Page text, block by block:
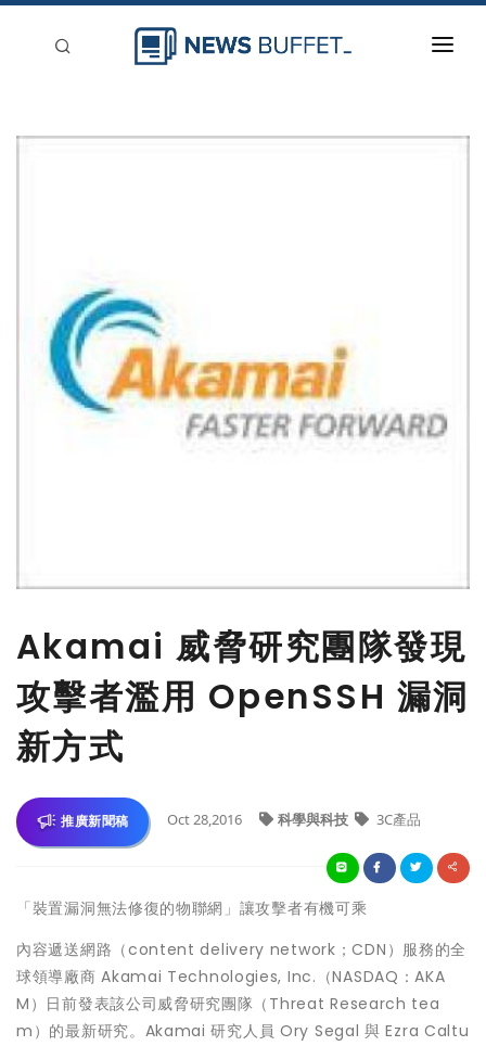
新聞稿分類
Akamai 威脅研究團隊發現
攻擊者濫用 OpenSSH 漏洞
新方式
推廣新聞稿 Oct 28,2016 科學與科技 3C產品
「裝置漏洞無法修復的物聯網」讓攻擊者有機可乘
內容遞送網路（content delivery network；CDN）服務的全
球領導廠商 Akamai Technologies, Inc.（NASDAQ：AKA
M）日前發表該公司威脅研究團隊（Threat Research tea
m）的最新研究。Akamai 研究人員 Ory Segal 與 Ezra Caltu